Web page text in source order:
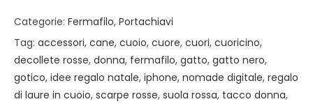
Categorie: Fermafilo, Portachiavi
Tag: accessori, cane, cuoio, cuore, cuori, cuoricino,
decollete rosse, donna, fermafilo, gatto, gatto nero,
gotico, idee regalo natale, iphone, nomade digitale, regalo
di laure in cuoio, scarpe rosse, suola rossa, tacco donna,